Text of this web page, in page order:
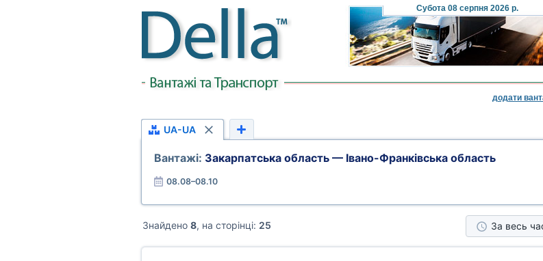
Субота08 серпня 2026 р.
додати
UA-UA
Вантажі: Закарпатська область — Івано-Франківська область
08.08–08.10
Знайдено 8, на сторінці: 25 За весь